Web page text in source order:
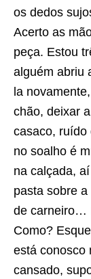
os dedos
Acerto as
peça. Estou
alguém abriu
la
chão, deixar
casaco, ruído
no soalho é
na calçada,
pasta sobre
de carneiro…
Como?
está conosco
cansado,